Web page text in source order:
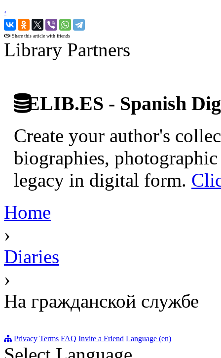
‹
›
Share this article with friends
Library Partners
ELIB.ES - Spanish
Create your author's
biographies,
legacy in digital form.
Home
›
Diaries
›
На гражданской службе
Privacy Terms FAQ Invite a Friend Language (en)